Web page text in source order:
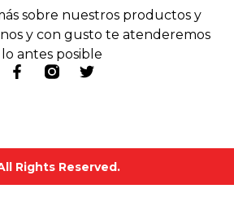
sobre nuestros productos y
y con gusto te atenderemos
lo antes posible
Rights Reserved.